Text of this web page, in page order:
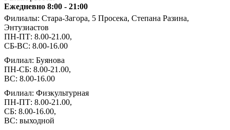
Ежедневно 8:00 - 21:00
Филиалы: Стара-Загора, 5 Просека, Степана Разина,
Энтузиастов
ПН-ПТ: 8.00-21.00,
СБ-ВС: 8.00-16.00
Филиал: Буянова
ПН-СБ: 8.00-21.00,
ВС: 8.00-16.00
Филиал: Физкультурная
ПН-ПТ: 8.00-21.00,
СБ: 8.00-16.00,
ВС: выходной